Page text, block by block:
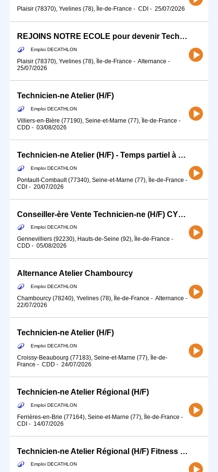
Plaisir (78370), Yvelines (78), Île-de-France - CDI - 25/07/2026
REJOINS NOTRE ECOLE pour devenir Technicien-ne Vendeur-se Atelier
Emploi DECATHLON
Plaisir (78370), Yvelines (78), Île-de-France - Alternance -
25/07/2026
Technicien-ne Atelier (H/F)
Emploi DECATHLON
Villiers-en-Bière (77190), Seine-et-Marne (77), Île-de-France -
CDD - 03/08/2026
Technicien-ne Atelier (H/F) - Temps partiel à partir de Septembre
Emploi DECATHLON
Pontault-Combault (77340), Seine-et-Marne (77), Île-de-France -
CDI - 20/07/2026
Conseiller-ère Vente Technicien-ne (H/F) CYCLE ATELIER
Emploi DECATHLON
Gennevilliers (92230), Hauts-de-Seine (92), Île-de-France -
CDD - 05/08/2026
Alternance Atelier Chambourcy
Emploi DECATHLON
Chambourcy (78240), Yvelines (78), Île-de-France - Alternance -
22/07/2026
Technicien-ne Atelier (H/F)
Emploi DECATHLON
Croissy-Beaubourg (77183), Seine-et-Marne (77), Île-de-
France - CDD - 24/07/2026
Technicien-ne Atelier Régional (H/F)
Emploi DECATHLON
Ferrières-en-Brie (77164), Seine-et-Marne (77), Île-de-France -
CDI - 14/07/2026
Technicien-ne Atelier Régional (H/F) Fitness / Ski / Cycle
Emploi DECATHLON